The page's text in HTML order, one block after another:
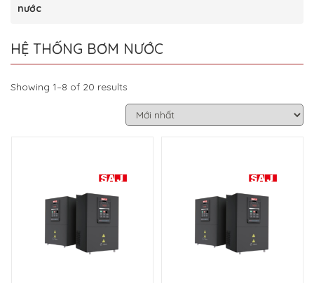
nước
HỆ THỐNG BƠM NƯỚC
Showing 1–8 of 20 results